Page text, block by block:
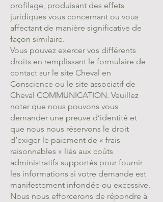
profilage, produisant des effets
juridiques vous concernant ou vous
affectant de manière significative de
façon similaire.
Vous pouvez exercer vos différents
droits en remplissant le formulaire de
contact sur le site Cheval en
Conscience ou le site associatif de
Cheval COMMUNICATION. Veuillez
noter que nous pouvons vous
demander une preuve d’identité et
que nous nous réservons le droit
d’exiger le paiement de « frais
raisonnables » liés aux coûts
administratifs supportés pour fournir
les informations si votre demande est
manifestement infondée ou excessive.
Nous nous efforcerons de répondre à